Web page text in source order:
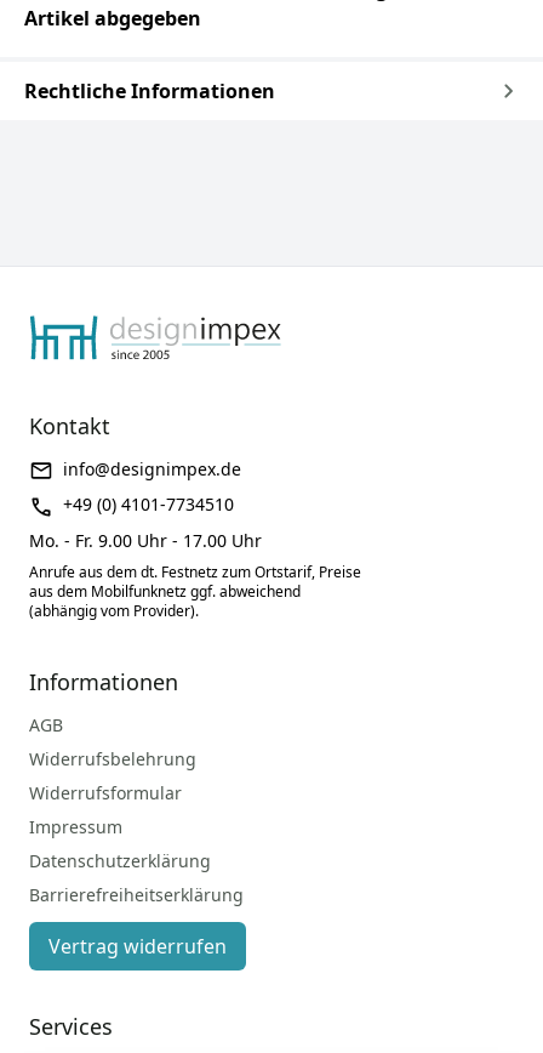
Artikel abgegeben
Rechtliche Informationen
Kontakt
info@designimpex.de
+49 (0) 4101-7734510
Mo. - Fr. 9.00 Uhr - 17.00 Uhr
Anrufe aus dem dt. Festnetz zum Ortstarif, Preise
aus dem Mobilfunknetz ggf. abweichend
(abhängig vom Provider).
Informationen
AGB
Widerrufsbelehrung
Widerrufsformular
Impressum
Datenschutzerklärung
Barrierefreiheitserklärung
Vertrag widerrufen
Services